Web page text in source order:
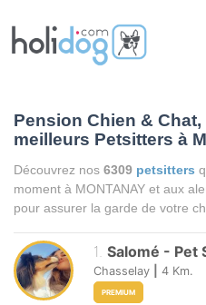
Pension Chien &
meilleurs Petsitters à
Découvrez nos 6309 petsitters
moment à MONTANAY et aux
pour assurer la garde de votre
1. Salomé - Pet
Chasselay 4 Km.
PREMIUM